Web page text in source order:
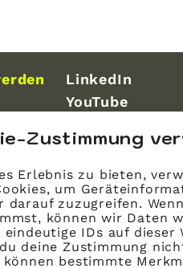
Zustimmung
Erlebnis zu bieten,
um
darauf zuzugreifen.
können wir Daten
IDs auf dieser
deine Zustimmung
bestimmte
LinkedIn
YouTube